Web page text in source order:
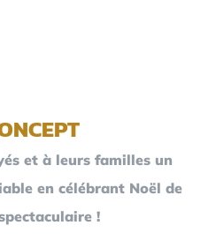
et à leurs familles un
en célébrant Noël de
!